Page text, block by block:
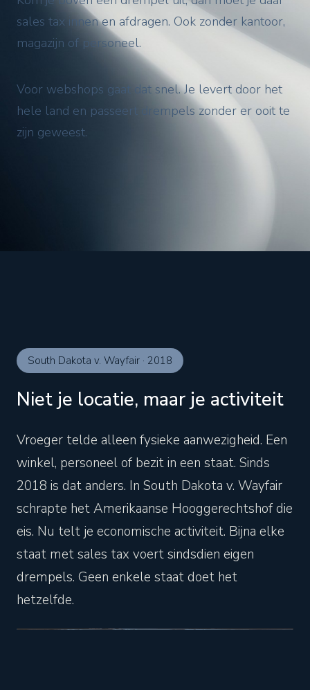
sales tax innen en afdragen. Ook zonder kantoor,
magazijn of personeel.
Voor webshops gaat dat snel. Je levert door het
hele land en passeert drempels zonder er ooit te
zijn geweest.
South Dakota v. Wayfair · 2018
Niet je locatie, maar je activiteit
Vroeger telde alleen fysieke aanwezigheid. Een
winkel, personeel of bezit in een staat. Sinds
2018 is dat anders. In South Dakota v. Wayfair
schrapte het Amerikaanse Hooggerechtshof die
eis. Nu telt je economische activiteit. Bijna elke
staat met sales tax voert sindsdien eigen
drempels. Geen enkele staat doet het
hetzelfde.